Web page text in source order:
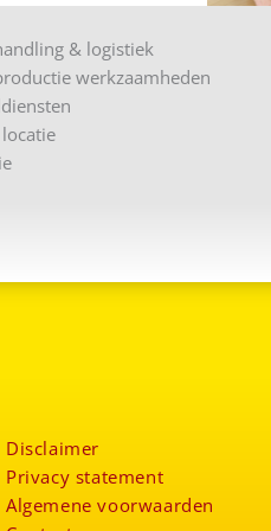
& logistiek
werkzaamheden
Disclaimer
Privacy statement
Algemene voorwaarden